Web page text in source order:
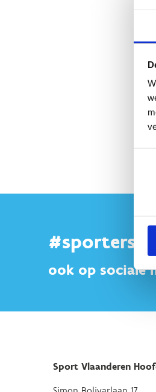
ook op sociale
Sport Vlaanderen